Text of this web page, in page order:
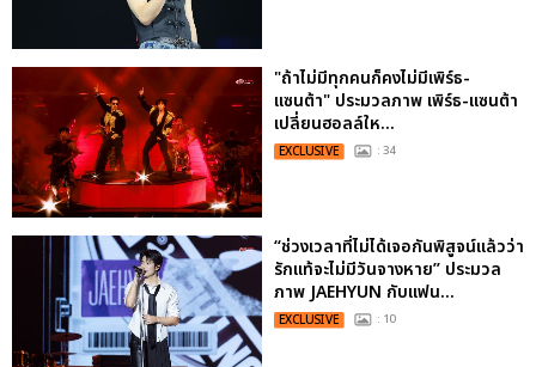
"ถ้าไม่มีทุกคนก็คงไม่มีเพิร์ธ-
แซนต้า" ประมวลภาพ เพิร์ธ-แซนต้า
เปลี่ยนฮอลล์ให...
EXCLUSIVE : 34
“ช่วงเวลาที่ไม่ได้เจอกันพิสูจน์แล้วว่า
รักแท้จะไม่มีวันจางหาย” ประมวล
ภาพ JAEHYUN กับแฟน...
EXCLUSIVE : 10